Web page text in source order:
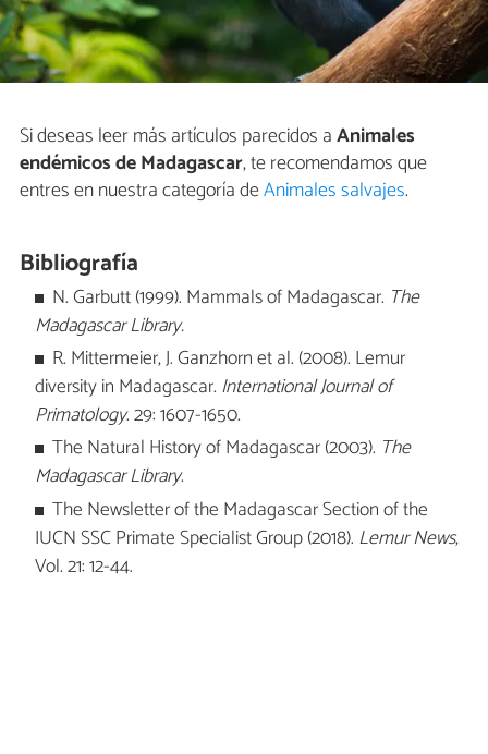
Si deseas leer más artículos parecidos aAnimales
endémicos de Madagascar, te recomendamos que
entres en nuestra categoría deAnimales salvajes.
Bibliografía
N. Garbutt (1999). Mammals of Madagascar. The
Madagascar Library.
R. Mittermeier, J. Ganzhorn et al. (2008). Lemur
diversity in Madagascar. International Journal of
Primatology. 29: 1607-1650.
The Natural History of Madagascar (2003). The
Madagascar Library.
The Newsletter of the Madagascar Section of the
IUCN SSC Primate Specialist Group (2018). Lemur News,
Vol. 21: 12-44.